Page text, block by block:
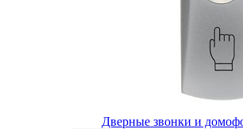
Дверные звонки и